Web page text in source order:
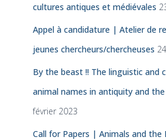
cultures antiques et médiévales
Appel à candidature | Atelier de
jeunes chercheurs/chercheuses
By the beast !! The linguistic and
animal names in antiquity and
février 2023
Call for Papers | Animals and the